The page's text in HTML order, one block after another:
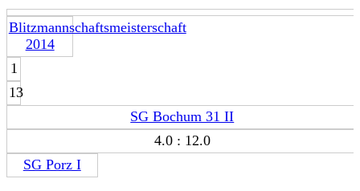
Blitzmannschaftsmeisterschaft
2014
1
13
SG Bochum 31 II
4.0 : 12.0
SG Porz I